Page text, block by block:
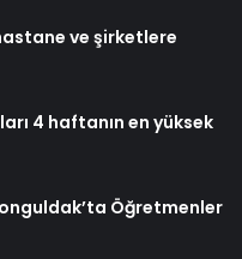
ve şirketlere
4 haftanın en yüksek
Öğretmenler